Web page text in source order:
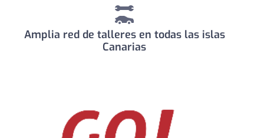
Amplia red de talleres en todas las islas
Canarias